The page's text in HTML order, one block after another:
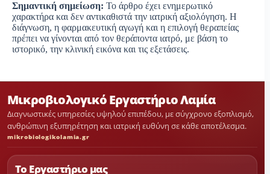
Σημαντική σημείωση: Το άρθρο έχει ενημερωτικό
χαρακτήρα και δεν αντικαθιστά την ιατρική αξιολόγηση. Η
διάγνωση, η φαρμακευτική αγωγή και η επιλογή θεραπείας
πρέπει να γίνονται από τον θεράποντα ιατρό, με βάση το
ιστορικό, την κλινική εικόνα και τις εξετάσεις.
Μικροβιολογικό Εργαστήριο Λαμία
Διαγνωστικές υπηρεσίες υψηλού επιπέδου, με σύγχρονο εξοπλισμό,
ανθρώπινη εξυπηρέτηση και ιατρική ευθύνη σε κάθε αποτέλεσμα.
mikrobiologikolamia.gr
Το Εργαστήριο μας